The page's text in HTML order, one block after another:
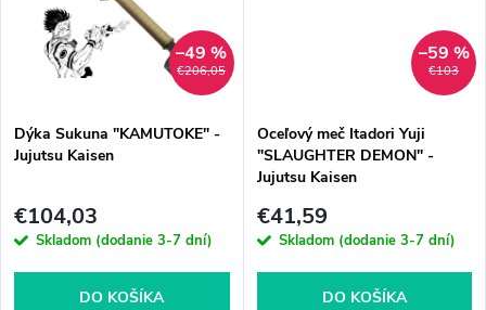
o
v
v
€206,05
–49 %
Dýka Sukuna "KAMUTOKE" -
Jujutsu Kaisen
€104,03
Skladom (dodanie 3-7 dní)
DO KOŠÍKA
€103
–59 %
Oceľový meč Itadori Yuji
"SLAUGHTER DEMON" -
Jujutsu Kaisen
€41,59
Skladom (dodanie 3-7 dní)
DO KOŠÍKA